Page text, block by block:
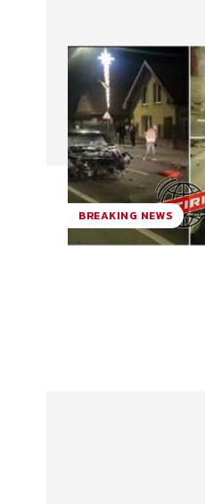
BREAKING NEWS